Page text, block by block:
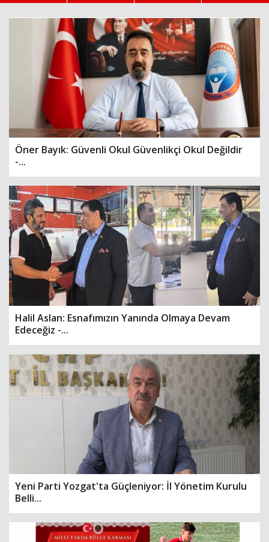
Öner Bayık: Güvenli Okul Güvenlikçi Okul Değildir
-...
Halil Aslan: Esnafımızın Yanında Olmaya Devam
Edeceğiz -...
Yeni Parti Yozgat'ta Güçleniyor: İl Yönetim Kurulu
Belli...
Haberin Doğru Adresi.